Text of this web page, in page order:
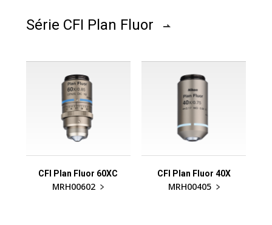
Série CFI Plan Fluor
CFI Plan Fluor 60XC
MRH00602
CFI Plan Fluor 40X
MRH00405